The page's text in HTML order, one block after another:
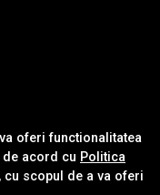
oferi functionalitatea
acord cu Politica
scopul de a va oferi